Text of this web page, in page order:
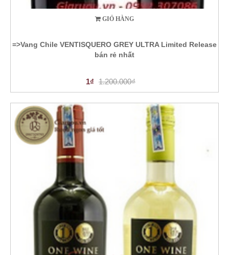
GIỎ HÀNG
=>Vang Chile VENTISQUERO GREY ULTRA Limited Release
bán rẻ nhất
1₫ 1.200.000₫